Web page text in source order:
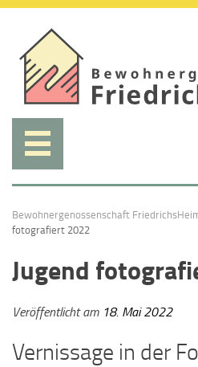
Weiter
zum
Inhalt.
Bewohnergenossenschaft
fotografiert 2022
Jugend
Veröffentlicht am 18. Mai 2022
Vernissage in der